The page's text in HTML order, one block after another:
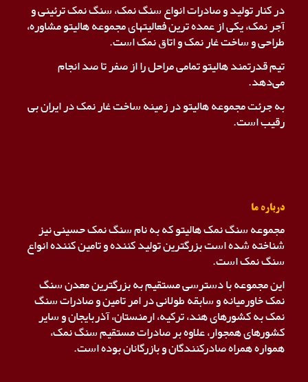
در کنار تولید و صادرات انواع سنگ نمک، سنگ نمک ترئینی و
آجر نمک، یکی از عمده ترین فعالیتهای مجموعه هالیتو مشاوره،
طراحی و ساخت غار نمک و اتاق نمک است.
تیم قدرتمند هالیتو تمامی مراحل را از صفر تا صد انجام
می‌دهد.
به جرئت مجموعه هالیتو در زمینه ساخت غار نمک در ایران بی
رقیب است.
درباره ما
مجموعه سنگ نمک هالیتو که به نام سنگ نمک حسینی نیز
شناخته شده است بزرگترین تولید کننده و تامین کننده انواع
سنگ نمک است.
این مجموعه با دسترسی مستقیم به بزرگترین معدن سنگ
نمک خاورمیانه و سابقه طولانی در امر تامین و صادرات سنگ
نمک به کشورهای هند، ترکیه، ارمنستان، آذربایجان و سایر
کشورهای همجوار، علاوه بر صادرات مستقیم سنگ نمک،
همواره همراه صادرکنندگان و بازرگانان بوده است.